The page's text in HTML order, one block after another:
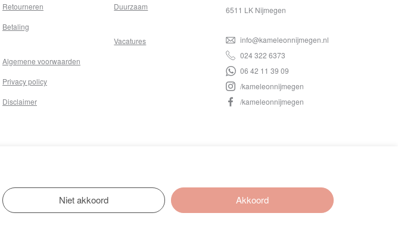
Retourneren
Betaling
Algemene voorwaarden
Privacy policy
Disclaimer
Duurzaam
Vacatures
6511 LK Nijmegen
info@kameleonnijmegen.nl
024 322 6373
06 42 11 39 09
/kameleonnijmegen
/kameleonnijmegen